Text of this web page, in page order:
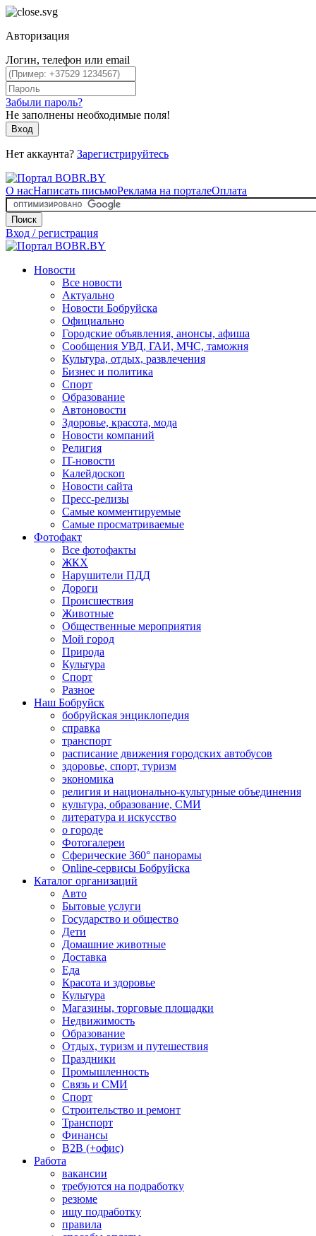
Авторизация
Логин, телефон или email
Забыли пароль?
Не заполнены необходимые поля!
Вход
Нет аккаунта? Зарегистрируйтесь
О насНаписать письмоРеклама на порталеОплата
Поиск
Вход / регистрация
Новости
Все новости
Актуально
Новости Бобруйска
Официально
Городские объявления, анонсы, афиша
Сообщения УВД, ГАИ, МЧС, таможня
Культура, отдых, развлечения
Бизнес и политика
Спорт
Образование
Автоновости
Здоровье, красота, мода
Новости компаний
Религия
IT-новости
Калейдоскоп
Новости сайта
Пресс-релизы
Самые комментируемые
Самые просматриваемые
Фотофакт
Все фотофакты
ЖКХ
Нарушители ПДД
Дороги
Происшествия
Животные
Общественные мероприятия
Мой город
Природа
Культура
Спорт
Разное
Наш Бобруйск
бобруйская энциклопедия
справка
транспорт
расписание движения городских автобусов
здоровье, спорт, туризм
экономика
религия и национально-культурные объединения
культура, образование, СМИ
литература и искусство
о городе
Фотогалереи
Сферические 360° панорамы
Online-сервисы Бобруйска
Каталог организаций
Авто
Бытовые услуги
Государство и общество
Дети
Домашние животные
Доставка
Еда
Красота и здоровье
Культура
Магазины, торговые площадки
Недвижимость
Образование
Отдых, туризм и путешествия
Праздники
Промышленность
Связь и СМИ
Спорт
Строительство и ремонт
Транспорт
Финансы
B2B (+офис)
Работа
вакансии
требуются на подработку
резюме
ищу подработку
правила